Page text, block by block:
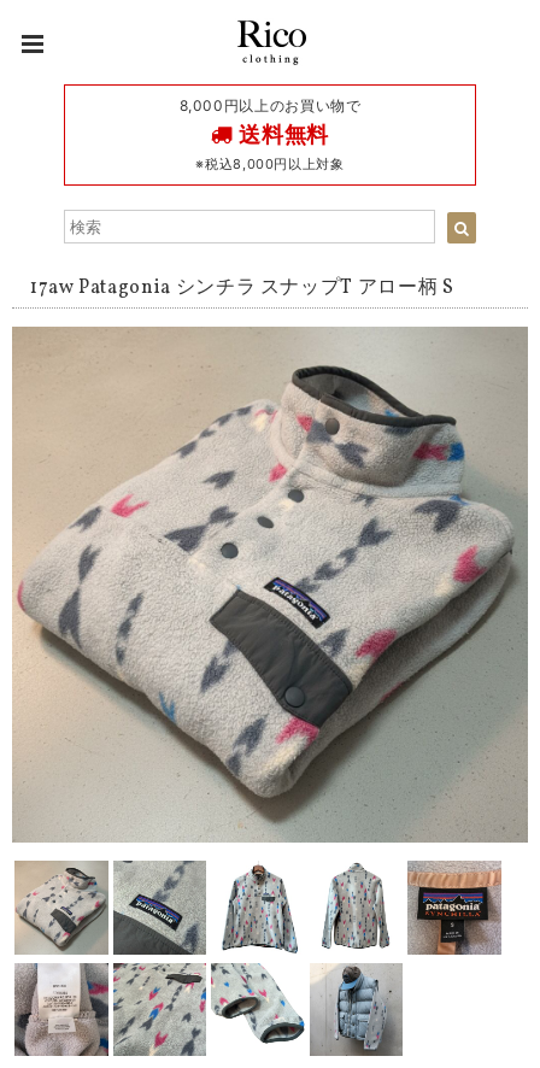
8,000円以上のお買い物で
送料無料
※税込8,000円以上対象
17aw Patagonia シンチラ スナップT アロー柄 S